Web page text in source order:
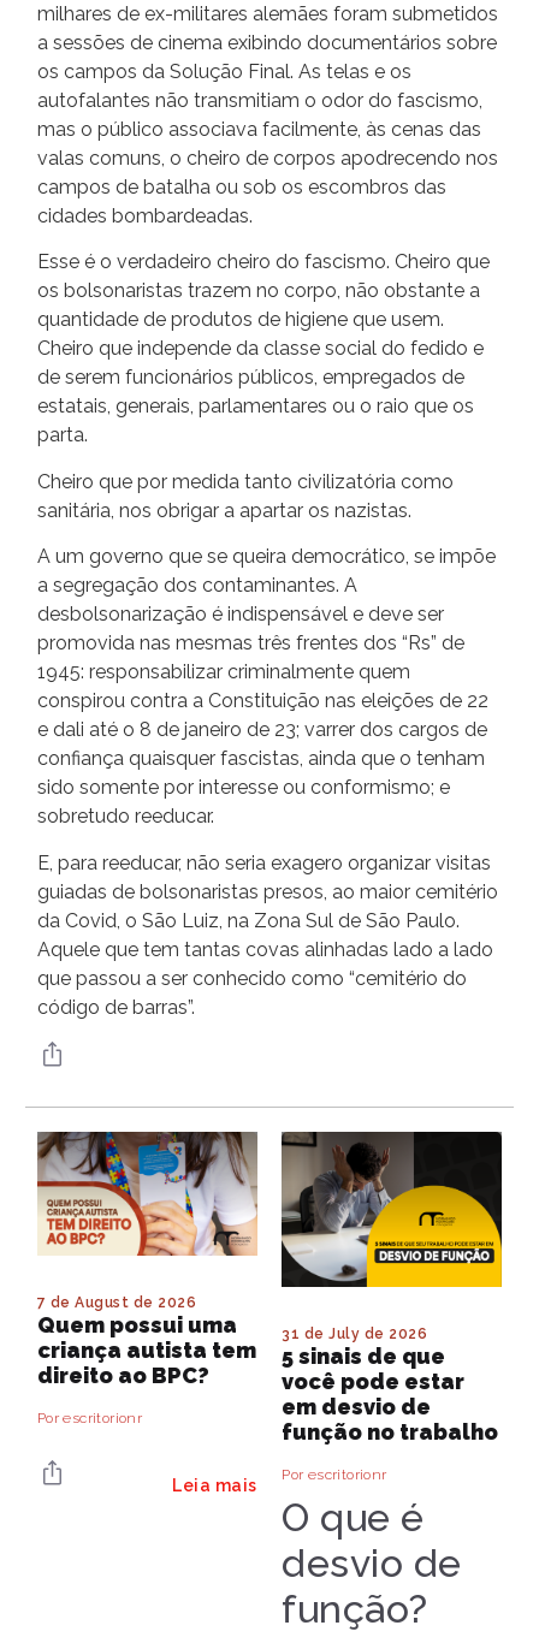
milhares de ex-militares alemães foram submetidos
a sessões de cinema exibindo documentários sobre
os campos da Solução Final. As telas e os
autofalantes não transmitiam o odor do fascismo,
mas o público associava facilmente, às cenas das
valas comuns, o cheiro de corpos apodrecendo nos
campos de batalha ou sob os escombros das
cidades bombardeadas.
Esse é o verdadeiro cheiro do fascismo. Cheiro que
os bolsonaristas trazem no corpo, não obstante a
quantidade de produtos de higiene que usem.
Cheiro que independe da classe social do fedido e
de serem funcionários públicos, empregados de
estatais, generais, parlamentares ou o raio que os
parta.
Cheiro que por medida tanto civilizatória como
sanitária, nos obrigar a apartar os nazistas.
A um governo que se queira democrático, se impõe
a segregação dos contaminantes. A
desbolsonarização é indispensável e deve ser
promovida nas mesmas três frentes dos “Rs” de
1945: responsabilizar criminalmente quem
conspirou contra a Constituição nas eleições de 22
e dali até o 8 de janeiro de 23; varrer dos cargos de
confiança quaisquer fascistas, ainda que o tenham
sido somente por interesse ou conformismo; e
sobretudo reeducar.
E, para reeducar, não seria exagero organizar visitas
guiadas de bolsonaristas presos, ao maior cemitério
da Covid, o São Luiz, na Zona Sul de São Paulo.
Aquele que tem tantas covas alinhadas lado a lado
que passou a ser conhecido como “cemitério do
código de barras”.
7 de August de 2026
Quem possui uma
criança autista tem
direito ao BPC?
Por escritorionr
Leia mais
31 de July de 2026
5 sinais de que
você pode estar
em desvio de
função no trabalho
Por escritorionr
O que é
desvio de
função?